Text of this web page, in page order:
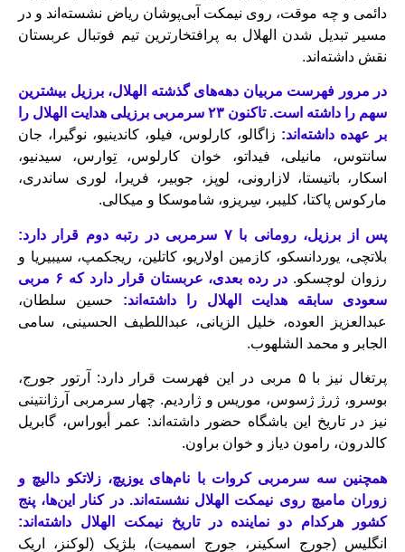
دائمی و چه موقت، روی نیمکت آبی‌پوشان ریاض نشسته‌اند و در
مسیر تبدیل شدن الهلال به پرافتخارترین تیم فوتبال عربستان
نقش داشته‌اند.
در مرور فهرست مربیان دهه‌های گذشته الهلال، برزیل بیشترین
سهم را داشته است. تاکنون ۲۳ سرمربی برزیلی هدایت الهلال را
بر عهده داشته‌اند: زاگالو، کارلوس، فیلو، کاندینیو، نوگیرا، جان
سانتوس، مانیلی، فیداتو، خوان کارلوس، تِوارس، سیدنیو،
اسکار، باتیستا، لازارونی، لوپز، جوبیر، فریرا، لوری ساندری،
مارکوس پاکتا، کلیبر، سِریزو، شاموسکا و میکالی.
پس از برزیل، رومانی با ۷ سرمربی در رتبه دوم قرار دارد:
بلاتچی، یوردانسکو، کازمین اولاریو، کاتلین، ریجکمپ، سیبیریا و
رزوان لوچسکو.
در رده بعدی، عربستان قرار دارد که ۶ مربی
سعودی سابقه هدایت الهلال را داشته‌اند: حسین سلطان،
عبدالعزیز العوده، خلیل الزیانی، عبداللطیف الحسینی، سامی
الجابر و محمد الشلهوب.
پرتغال نیز با ۵ مربی در این فهرست قرار دارد: آرتور جورج،
بوسرو، ژرژ ژسوس، موریس و ژاردیم. چهار سرمربی آرژانتینی
نیز در تاریخ این باشگاه حضور داشته‌اند: عمر أبوراس، گابریل
کالدرون، رامون دیاز و خوان براون.
همچنین سه سرمربی کروات با نام‌های یوزیچ، زلاتکو دالیچ و
زوران مامیچ روی نیمکت الهلال نشسته‌اند. در کنار این‌ها، پنج
کشور هرکدام دو نماینده در تاریخ نیمکت الهلال داشته‌اند:
انگلیس (جورج اسکینر، جورج اسمیت)، بلژیک (لوکنز، اریک